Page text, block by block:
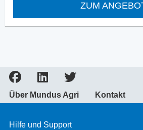
ZUM
Über Mundus Agri Kontakt
Hilfe und Support